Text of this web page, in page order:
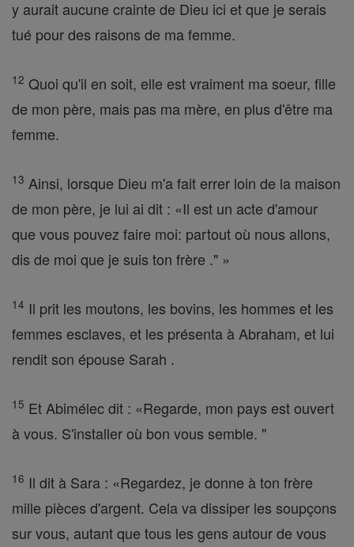
y aurait aucune crainte de Dieu ici et que je serais
tué pour des raisons de ma femme.
12 Quoi qu'il en soit, elle est vraiment ma soeur, fille
de mon père, mais pas ma mère, en plus d'être ma
femme.
13 Ainsi, lorsque Dieu m'a fait errer loin de la maison
de mon père, je lui ai dit : «Il est un acte d'amour
que vous pouvez faire moi: partout où nous allons,
dis de moi que je suis ton frère ." »
14 Il prit les moutons, les bovins, les hommes et les
femmes esclaves, et les présenta à Abraham, et lui
rendit son épouse Sarah .
15 Et Abimélec dit : «Regarde, mon pays est ouvert
à vous. S'installer où bon vous semble. "
16 Il dit à Sara : «Regardez, je donne à ton frère
mille pièces d'argent. Cela va dissiper les soupçons
sur vous, autant que tous les gens autour de vous